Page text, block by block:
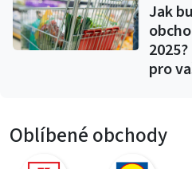
Jak
pro
Oblíbené obchody